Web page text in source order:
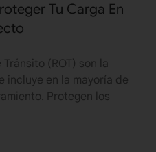
Tu Carga En
(ROT) son la
incluye en la mayoría de
Protegen los